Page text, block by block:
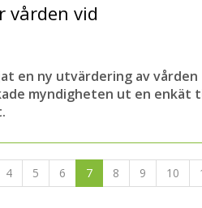
vården vid
en ny utvärdering av vården
myndigheten ut en enkät
4 5 6 7 8 9 10